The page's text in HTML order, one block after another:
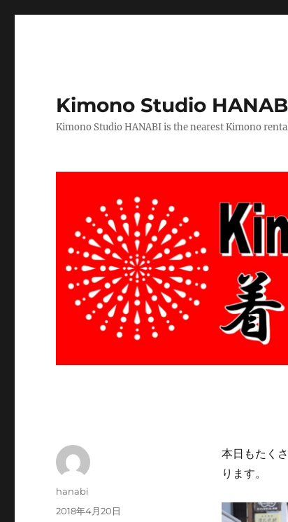
Kimono Studio
Kimono Studio HANABI is the nearest Kimono
本日もたく
ります。
投
hanabi
投
2018年4月20日